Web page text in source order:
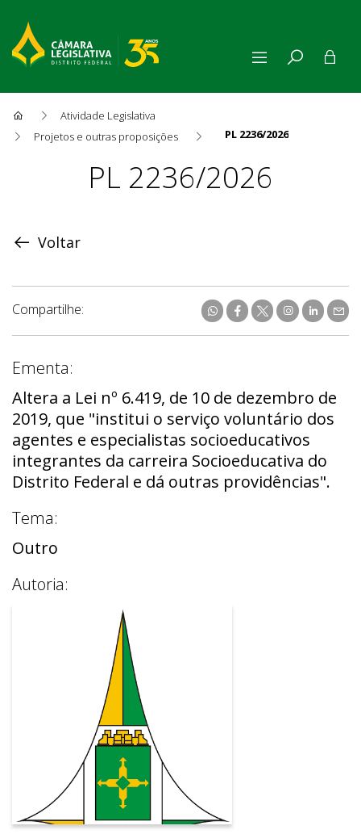
Atividade Legislativa
Projetos e outras proposições
PL 2236/2026
ProposiçãoPL 2236/2026
Voltar
Compartilhe:
Ementa:
Altera a Lei nº 6.419, de 10 de dezembro de
2019, que "institui o serviço voluntário dos
agentes e especialistas socioeducativos
integrantes da carreira Socioeducativa do
Distrito Federal e dá outras providências".
Tema:
Outro
Autoria: